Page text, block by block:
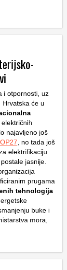
i otpornosti, uz
će u
najavljeno još
, no tada još
elektrifikaciju
jasnije.
prugama
tehnologija
buke i
mora,